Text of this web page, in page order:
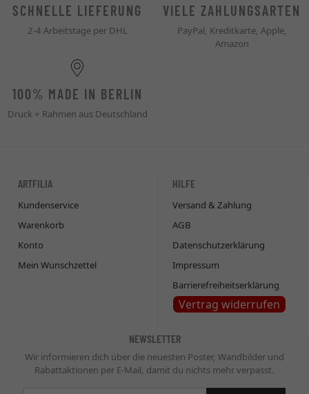
SCHNELLE LIEFERUNG
2-4 Arbeitstage per DHL
VIELE ZAHLUNGSARTEN
PayPal, Kreditkarte, Apple,
Amazon
100% MADE IN BERLIN
Druck + Rahmen aus Deutschland
ARTFILIA
Kundenservice
Warenkorb
Konto
Mein Wunschzettel
HILFE
Versand & Zahlung
AGB
Datenschutzerklärung
Impressum
Barrierefreiheitserklärung
Vertrag widerrufen
NEWSLETTER
Wir informieren dich über die neuesten Poster, Wandbilder und
Rabattaktionen per E-Mail, damit du nichts mehr verpasst.